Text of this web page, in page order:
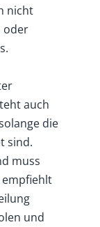
nicht
oder
auch
die
sind.
muss
empfiehlt
und